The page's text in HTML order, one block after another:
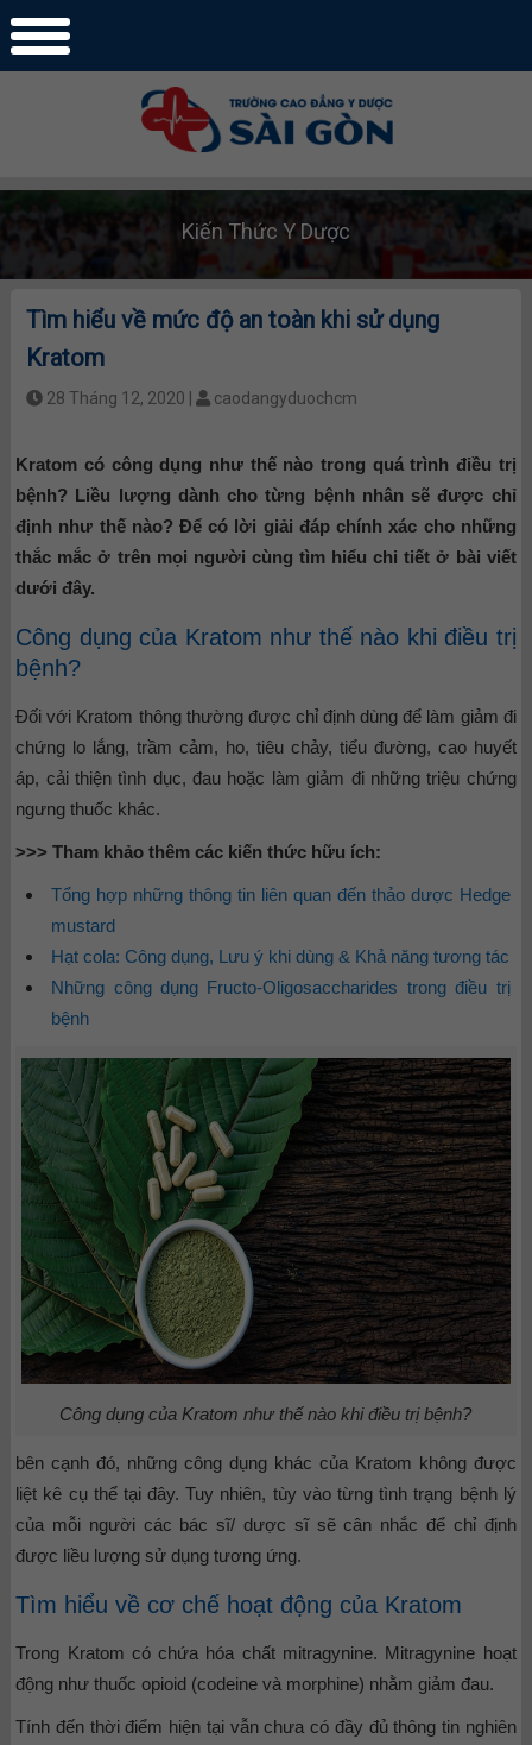
Kiến Thức Y Dược
Tìm hiểu về mức độ an toàn khi sử dụng
Kratom
28 Tháng 12, 2020 | caodangyduochcm
Kratom có công dụng như thế nào trong quá trình điều trị
bệnh? Liều lượng dành cho từng bệnh nhân sẽ được chỉ
định như thế nào? Để có lời giải đáp chính xác cho những
thắc mắc ở trên mọi người cùng tìm hiểu chi tiết ở bài viết
dưới đây.
Công dụng của Kratom như thế nào khi điều trị
bệnh?
Đối với Kratom thông thường được chỉ định dùng để làm giảm đi
chứng lo lắng, trầm cảm, ho, tiêu chảy, tiểu đường, cao huyết
áp, cải thiện tình dục, đau hoặc làm giảm đi những triệu chứng
ngưng thuốc khác.
>>> Tham khảo thêm các kiến thức hữu ích:
Tổng hợp những thông tin liên quan đến thảo dược Hedge
mustard
Hạt cola: Công dụng, Lưu ý khi dùng & Khả năng tương tác
Những công dụng Fructo-Oligosaccharides trong điều trị
bệnh
Công dụng của Kratom như thế nào khi điều trị bệnh?
bên cạnh đó, những công dụng khác của Kratom không được
liệt kê cụ thể tại đây. Tuy nhiên, tùy vào từng tình trạng bệnh lý
của mỗi người các bác sĩ/ dược sĩ sẽ cân nhắc để chỉ định
được liều lượng sử dụng tương ứng.
Tìm hiểu về cơ chế hoạt động của Kratom
Trong Kratom có chứa hóa chất mitragynine. Mitragynine hoạt
động như thuốc opioid (codeine và morphine) nhằm giảm đau.
Tính đến thời điểm hiện tại vẫn chưa có đầy đủ thông tin nghiên